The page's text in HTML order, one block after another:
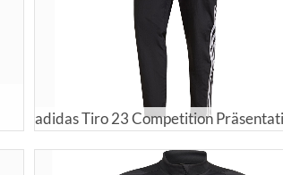
adidas Tiro 23 Competition